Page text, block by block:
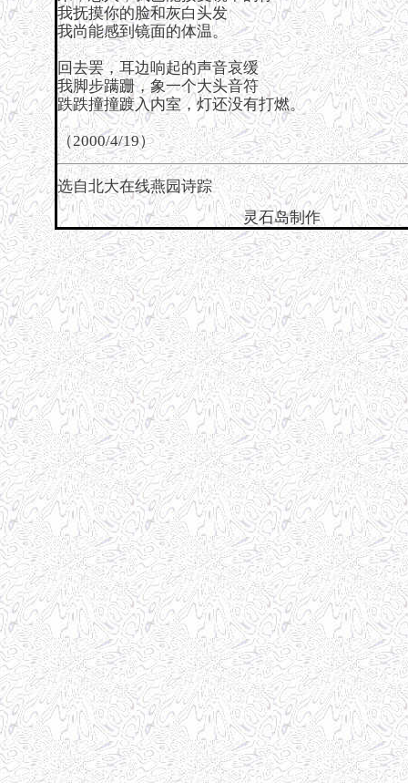
我抚摸你的脸和灰白头发
我尚能感到镜面的体温。
回去罢，耳边响起的声音哀缓
我脚步蹒跚，象一个大头音符
跌跌撞撞踱入内室，灯还没有打燃。
（2000/4/19）
选自北大在线燕园诗踪
灵石岛制作